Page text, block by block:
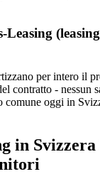
Leasing
per intero il
contratto - nessun
comune oggi in
in Svizzera